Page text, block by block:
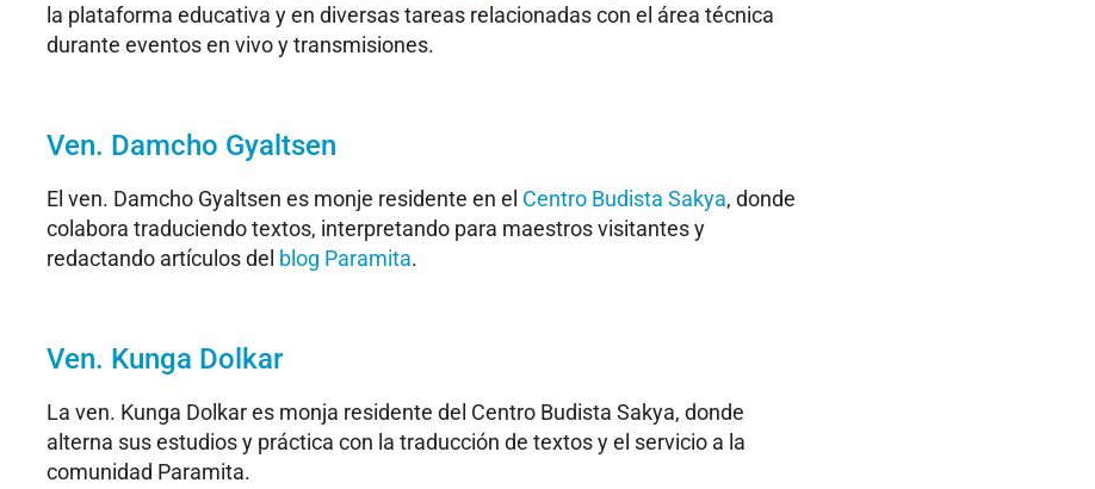
la plataforma educativa y en diversas tareas relacionadas con el área técnica
durante eventos en vivo y transmisiones.
Ven. Damcho Gyaltsen
El ven. Damcho Gyaltsen es monje residente en el Centro Budista Sakya, donde
colabora traduciendo textos, interpretando para maestros visitantes y
redactando artículos del blog Paramita.
Ven. Kunga Dolkar
La ven. Kunga Dolkar es monja residente del Centro Budista Sakya, donde
alterna sus estudios y práctica con la traducción de textos y el servicio a la
comunidad Paramita.